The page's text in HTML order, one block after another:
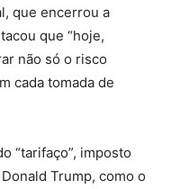
que encerrou a
que “hoje,
não só o risco
cada tomada de
“tarifaço”, imposto
Trump, como o